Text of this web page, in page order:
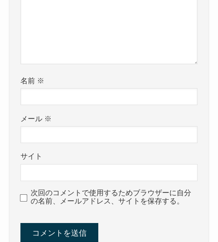
名前 ※
メール ※
サイト
次回のコメントで使用するためブラウザーに自分
の名前、メールアドレス、サイトを保存する。